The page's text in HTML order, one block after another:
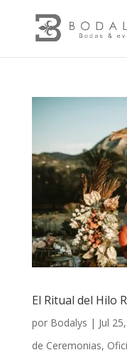
El Ritual del Hilo
por Bodalys | Jul
de Ceremonias,